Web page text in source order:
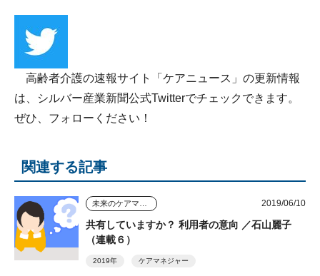
高齢者介護の速報サイト「ケアニュース」の更新情報
は、シルバー産業新聞公式Twitterでチェックできます。
ぜひ、フォローください！
関連する記事
2019/06/10
共有していますか？ 利用者の意向 ／石山麗子
（連載６）
2019年 ケアマネジャー